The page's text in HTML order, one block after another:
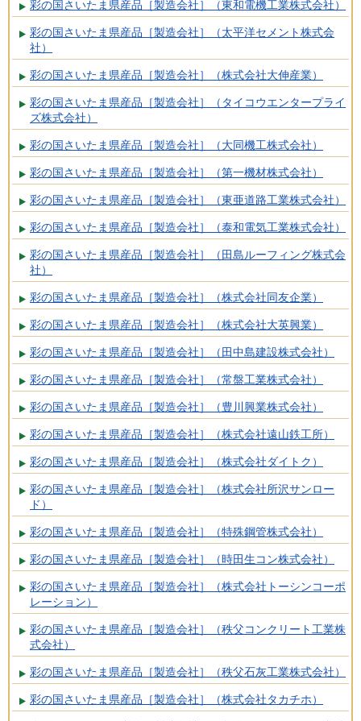
彩の国さいたま県産品［製造会社］（東和電機工業株式会社）
彩の国さいたま県産品［製造会社］（太平洋セメント株式会
社）
彩の国さいたま県産品［製造会社］（株式会社大伸産業）
彩の国さいたま県産品［製造会社］（タイコウエンタープライ
ズ株式会社）
彩の国さいたま県産品［製造会社］（大同機工株式会社）
彩の国さいたま県産品［製造会社］（第一機材株式会社）
彩の国さいたま県産品［製造会社］（東亜道路工業株式会社）
彩の国さいたま県産品［製造会社］（泰和電気工業株式会社）
彩の国さいたま県産品［製造会社］（田島ルーフィング株式会
社）
彩の国さいたま県産品［製造会社］（株式会社同友企業）
彩の国さいたま県産品［製造会社］（株式会社大英興業）
彩の国さいたま県産品［製造会社］（田中島建設株式会社）
彩の国さいたま県産品［製造会社］（常盤工業株式会社）
彩の国さいたま県産品［製造会社］（豊川興業株式会社）
彩の国さいたま県産品［製造会社］（株式会社遠山鉄工所）
彩の国さいたま県産品［製造会社］（株式会社ダイトク）
彩の国さいたま県産品［製造会社］（株式会社所沢サンロー
ド）
彩の国さいたま県産品［製造会社］（特殊鋼管株式会社）
彩の国さいたま県産品［製造会社］（時田生コン株式会社）
彩の国さいたま県産品［製造会社］（株式会社トーシンコーポ
レーション）
彩の国さいたま県産品［製造会社］（秩父コンクリート工業株
式会社）
彩の国さいたま県産品［製造会社］（秩父石灰工業株式会社）
彩の国さいたま県産品［製造会社］（株式会社タカチホ）